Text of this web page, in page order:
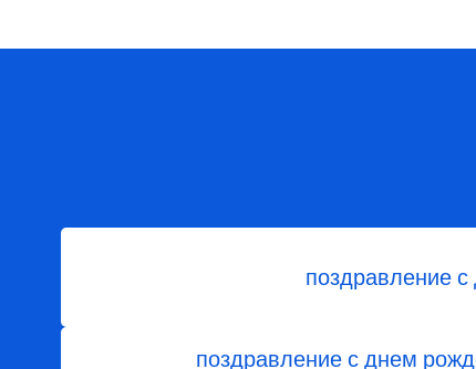
поздравление с
поздравление с днем